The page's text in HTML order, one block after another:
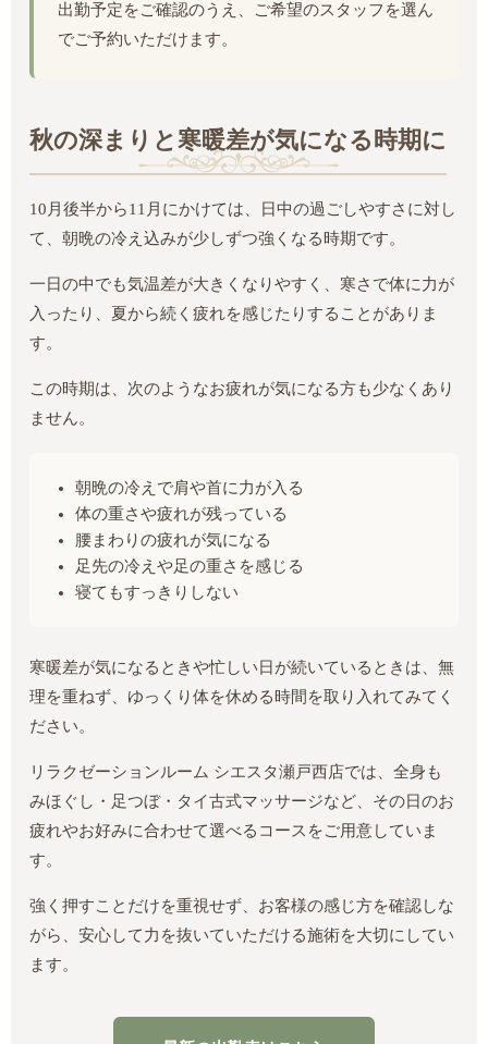
出勤予定をご確認のうえ、ご希望のスタッフを選ん
でご予約いただけます。
秋の深まりと寒暖差が気になる時期に
10月後半から11月にかけては、日中の過ごしやすさに対し
て、朝晩の冷え込みが少しずつ強くなる時期です。
一日の中でも気温差が大きくなりやすく、寒さで体に力が
入ったり、夏から続く疲れを感じたりすることがありま
す。
この時期は、次のようなお疲れが気になる方も少なくあり
ません。
朝晩の冷えで肩や首に力が入る
体の重さや疲れが残っている
腰まわりの疲れが気になる
足先の冷えや足の重さを感じる
寝てもすっきりしない
寒暖差が気になるときや忙しい日が続いているときは、無
理を重ねず、ゆっくり体を休める時間を取り入れてみてく
ださい。
リラクゼーションルーム シエスタ瀬戸西店では、全身も
みほぐし・足つぼ・タイ古式マッサージなど、その日のお
疲れやお好みに合わせて選べるコースをご用意していま
す。
強く押すことだけを重視せず、お客様の感じ方を確認しな
がら、安心して力を抜いていただける施術を大切にしてい
ます。